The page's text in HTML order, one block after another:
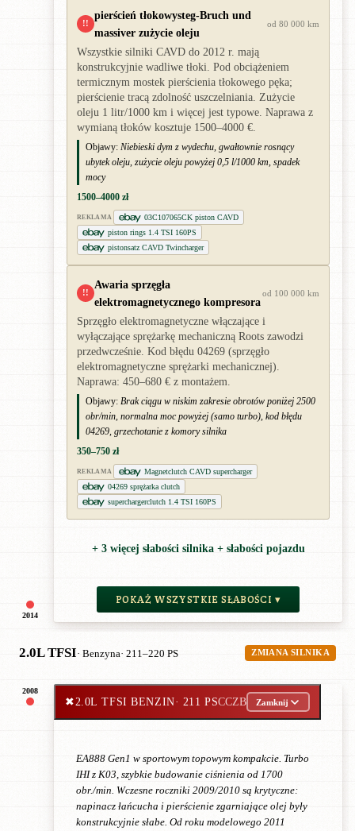
2014
!!
pierścień tłokowysteg-Bruch und
massiver zużycie oleju
od 80 000 km
Wszystkie silniki CAVD do 2012 r. mają
konstrukcyjnie wadliwe tłoki. Pod obciążeniem
termicznym mostek pierścienia tłokowego pęka;
pierścienie tracą zdolność uszczelniania. Zużycie
oleju 1 litr/1000 km i więcej jest typowe. Naprawa z
wymianą tłoków kosztuje 1500–4000 €.
Objawy: Niebieski dym z wydechu, gwałtownie rosnący
ubytek oleju, zużycie oleju powyżej 0,5 l/1000 km, spadek
mocy
1500–4000 zł
REKLAMA
03C107065CK piston CAVD
piston rings 1.4 TSI 160PS
pistonsatz CAVD Twincharger
!!
Awaria sprzęgła
elektromagnetycznego kompresora
od 100 000 km
Sprzęgło elektromagnetyczne włączające i
wyłączające sprężarkę mechaniczną Roots zawodzi
przedwcześnie. Kod błędu 04269 (sprzęgło
elektromagnetyczne sprężarki mechanicznej).
Naprawa: 450–680 € z montażem.
Objawy: Brak ciągu w niskim zakresie obrotów poniżej 2500
obr/min, normalna moc powyżej (samo turbo), kod błędu
04269, grzechotanie z komory silnika
350–750 zł
REKLAMA
Magnetclutch CAVD supercharger
04269 sprężarka clutch
superchargerclutch 1.4 TSI 160PS
+ 3 więcej słabości silnika + słabości pojazdu
POKAŻ WSZYSTKIE SŁABOŚCI ▾
2.0L TFSI· Benzyna· 211–220 PS ZMIANA SILNIKA
2008
✖2.0L TFSI BENZIN· 211 PSCCZB Zamknij
EA888 Gen1 w sportowym topowym kompakcie. Turbo
IHI z K03, szybkie budowanie ciśnienia od 1700
obr./min. Wczesne roczniki 2009/2010 są krytyczne:
napinacz łańcucha i pierścienie zgarniające olej były
konstrukcyjnie słabe. Od roku modelowego 2011